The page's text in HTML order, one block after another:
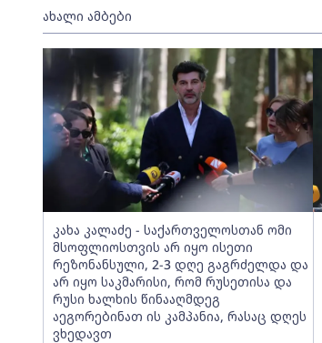
ახალი ამბები
კახა კალაძე - საქართველოსთან ომი
მსოფლიოსთვის არ იყო ისეთი
რეზონანსული, 2-3 დღე გაგრძელდა და
არ იყო საკმარისი, რომ რუსეთისა და
რუსი ხალხის წინააღმდეგ
აეგორებინათ ის კამპანია, რასაც დღეს
ვხედავთ